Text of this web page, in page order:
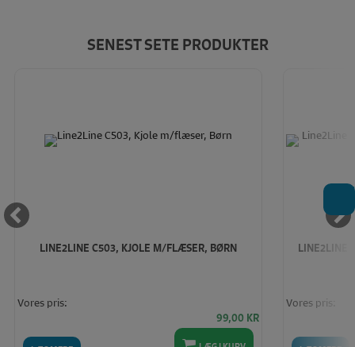
SENEST SETE PRODUKTER
LINE2LINE C503, KJOLE M/FLÆSER, BØRN
Vores pris:
99,00 KR
LINE2LINE
Vores pris: